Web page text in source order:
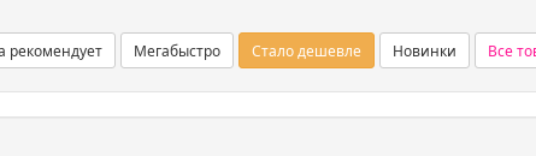
рекомендует Мегабыстро Стало дешевле Новинки Все